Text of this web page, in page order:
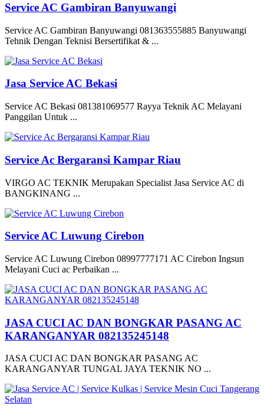
Service AC Gambiran Banyuwangi
Service AC Gambiran Banyuwangi 081363555885 Banyuwangi
Tehnik Dengan Teknisi Bersertifikat & ...
Jasa Service AC Bekasi
Service AC Bekasi 081381069577 Rayya Teknik AC Melayani
Panggilan Untuk ...
Service Ac Bergaransi Kampar Riau
VIRGO AC TEKNIK Merupakan Specialist Jasa Service AC di
BANGKINANG ...
Service AC Luwung Cirebon
Service AC Luwung Cirebon 08997777171 AC Cirebon Ingsun
Melayani Cuci ac Perbaikan ...
JASA CUCI AC DAN BONGKAR PASANG AC
KARANGANYAR 082135245148
JASA CUCI AC DAN BONGKAR PASANG AC
KARANGANYAR TUNGAL JAYA TEKNIK NO ...